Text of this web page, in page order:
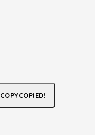
COPYCOPIED!